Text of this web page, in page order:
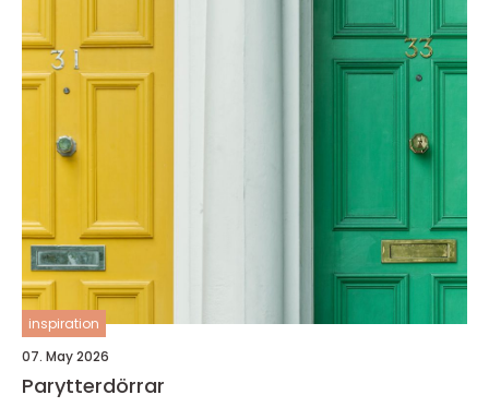
inspiration
07. May 2026
Parytterdörrar